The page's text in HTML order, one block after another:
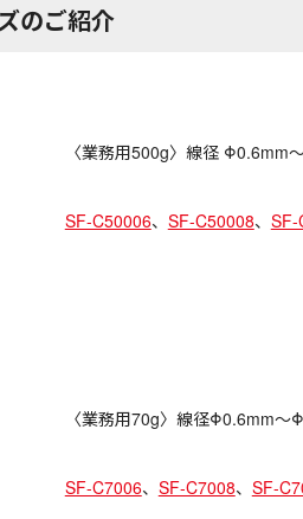
のご紹介
〈業務用500g〉線径 Φ0.6mm
SF-C50006、 SF-C50008、 SF-
〈業務用70g〉線径Φ0.6mm〜
SF-C7006、 SF-C7008、 SF-